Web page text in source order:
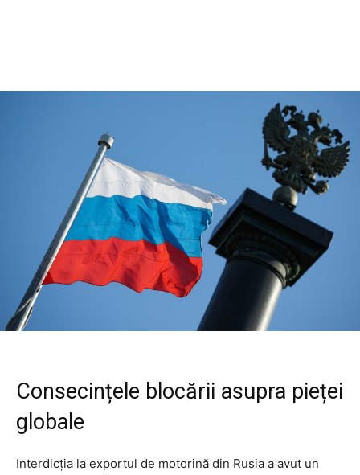
Consecințele blocării asupra pieței
globale
Interdicția la exportul de motorină din Rusia a avut un